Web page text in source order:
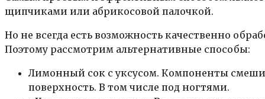
щипчиками или абрикосовой палочкой.
Но не всегда есть возможность качественно
Поэтому рассмотрим альтернативные способы:
Лимонный сок с уксусом. Компоненты
поверхность. В том числе под ногтями.